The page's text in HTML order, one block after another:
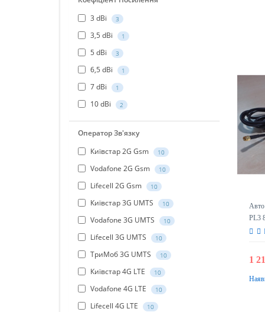
3 dBi
3
3,5 dBi 1
5 dBi 3
6,5 dBi 1
7 dBi 1
10 dBi 2
Оператор Зв'язку
Київстар 2G Gsm
10
Vodafone 2G Gsm 10
Lifecell 2G Gsm 10
Київстар 3G UMTS 10
Vodafone 3G UMTS 10
Lifecell 3G UMTS 10
ТриМоб 3G UMTS 10
Київстар 4G LTE 10
Vodafone 4G LTE 10
Lifecell 4G LTE 10
Авто
PL3
1